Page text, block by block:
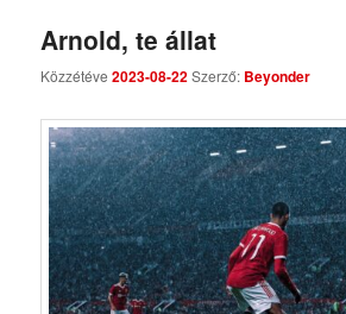
Arnold, te állat
Közzétéve2023-08-22Szerző: Beyonder